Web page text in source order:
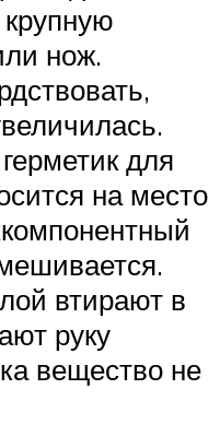
нож.
для
на место
втирают в
руку
вещество не